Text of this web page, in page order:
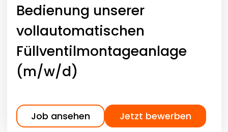
Bedienung unserer
vollautomatischen
Füllventilmontageanlage
(m/w/d)
Job ansehen Jetzt bewerben